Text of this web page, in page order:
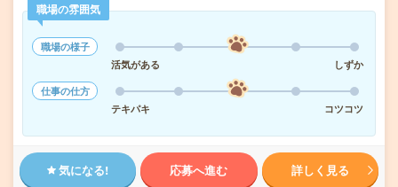
職場の雰囲気
職場の様子
活気がある
しずか
仕事の仕方
テキパキ
コツコツ
気になる! 応募へ進む 詳しく見る